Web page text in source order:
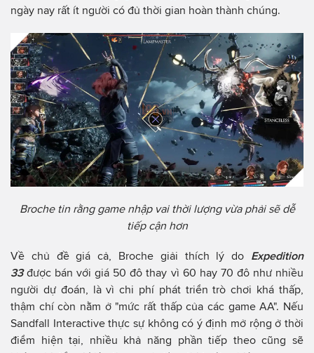
ngày nay rất ít người có đủ thời gian hoàn thành chúng.
Broche tin rằng game nhập vai thời lượng vừa phải sẽ dễ
tiếp cận hơn
Về chủ đề giá cả, Broche giải thích lý do Expedition
33được bán với giá 50 đô thay vì 60 hay 70 đô như nhiều
người dự đoán, là vì chi phí phát triển trò chơi khá thấp,
thậm chí còn nằm ở "mức rất thấp của các game AA". Nếu
Sandfall Interactive thực sự không có ý định mở rộng ở thời
điểm hiện tại, nhiều khả năng phần tiếp theo cũng sẽ